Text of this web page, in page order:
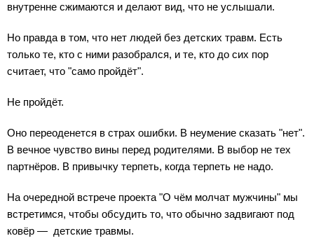
внутренне сжимаются и делают вид, что не услышали.
Но правда в том, что нет людей без детских травм. Есть
только те, кто с ними разобрался, и те, кто до сих пор
считает, что "само пройдёт".
Не пройдёт.
Оно переоденется в страх ошибки. В неумение сказать "нет".
В вечное чувство вины перед родителями. В выбор не тех
партнёров. В привычку терпеть, когда терпеть не надо.
На очередной встрече проекта "О чём молчат мужчины" мы
встретимся, чтобы обсудить то, что обычно задвигают под
ковёр — детские травмы.